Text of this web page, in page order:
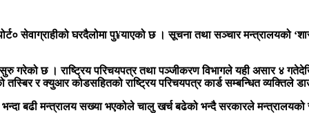
सेवाग्राहीको घरदैलोमा पु¥याएको छ । सूचना तथा सञ्चार मन्त्रालयको
गरेको छ । राष्ट्रिय परिचयपत्र तथा पञ्जीकरण विभागले यही असार ४
तस्बिर र क्युआर कोडसहितको राष्ट्रिय परिचयपत्र कार्ड सम्बन्धित व्यक्तिले
बढी मन्त्रालय सख्या भएकोले चालु खर्च बढेको भन्दै सरकारले